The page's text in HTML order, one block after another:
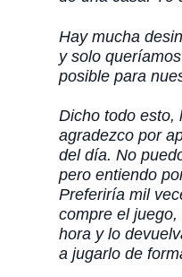
Hay mucha
y solo
posible para
Dicho todo esto,
agradezco por
del día. No
pero entiendo
Preferiría mil
compre el
hora y lo
a jugarlo de